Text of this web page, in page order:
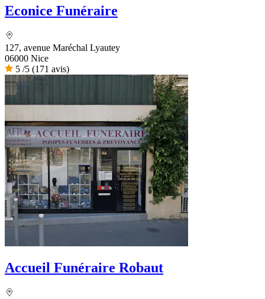
Econice Funéraire
127, avenue Maréchal Lyautey
06000 Nice
5 /5 (171 avis)
Accueil Funéraire Robaut